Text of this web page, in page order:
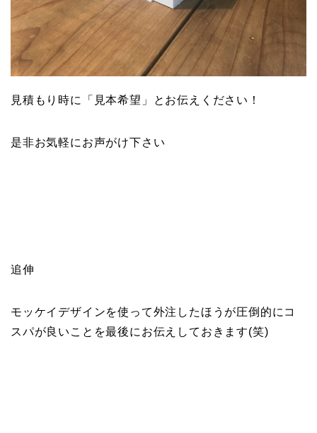
見積もり時に「見本希望」とお伝えください！
是非お気軽にお声がけ下さい
追伸
モッケイデザインを使って外注したほうが圧倒的にコ
スパが良いことを最後にお伝えしておきます(笑)